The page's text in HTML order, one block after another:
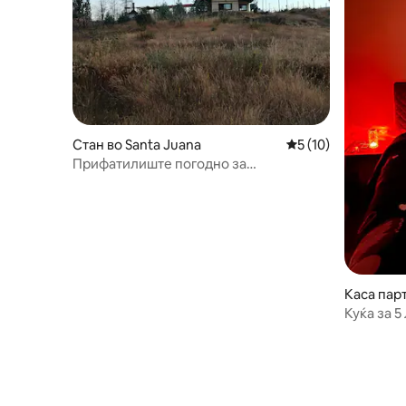
Стан во Santa Juana Просечна оцена: 5
5 (10)
Прифатилиште погодно за
Каса
Куќа за